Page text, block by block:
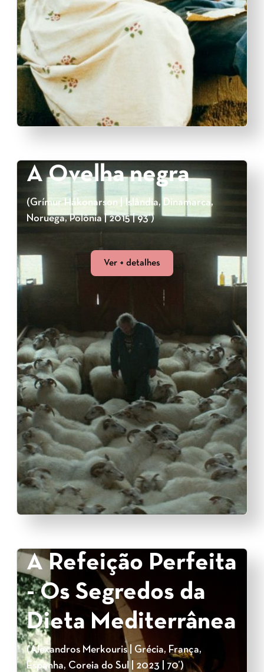
A Ovelha negra
(Grímur Hákonarson | Islândia, Dinamarca,
Noruega, Polônia | 2015 | 93’)
Ver + detalhes
A Refeição Perfeita
- Os Segredos da
Dieta Mediterrânea
(Alexandros Merkouris | Grécia, França,
Espanha, Coreia do Sul | 2023 | 70’)